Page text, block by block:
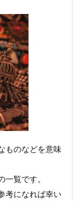
ものなどを意味
覧です。
考になれば幸い